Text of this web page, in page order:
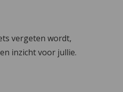
vergeten wordt,
inzicht voor jullie.